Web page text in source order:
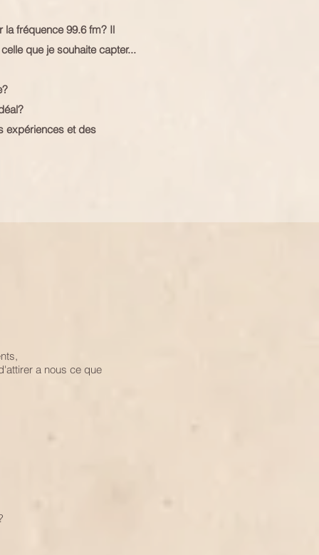
la fréquence 99.6 fm? Il
que je souhaite capter...
expériences et des
a nous ce que